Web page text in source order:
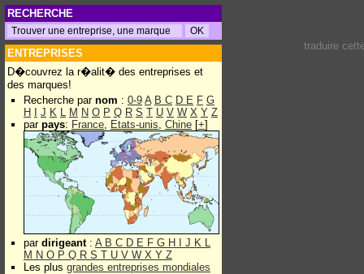
RECHERCHE
ENTREPRISES
D�couvrez la r�alit� des entreprises et
des marques!
Recherche par nom : 0-9 A B C D E F G
H
J K L M N O P Q R S T U V W X Y Z
par pays: France, Etats-unis, Chine [+]
par dirigeant: A B C D E F G H J K L
M N O P Q R S T U V W X Y Z
Les plus grandes entreprises mondiales
traduire